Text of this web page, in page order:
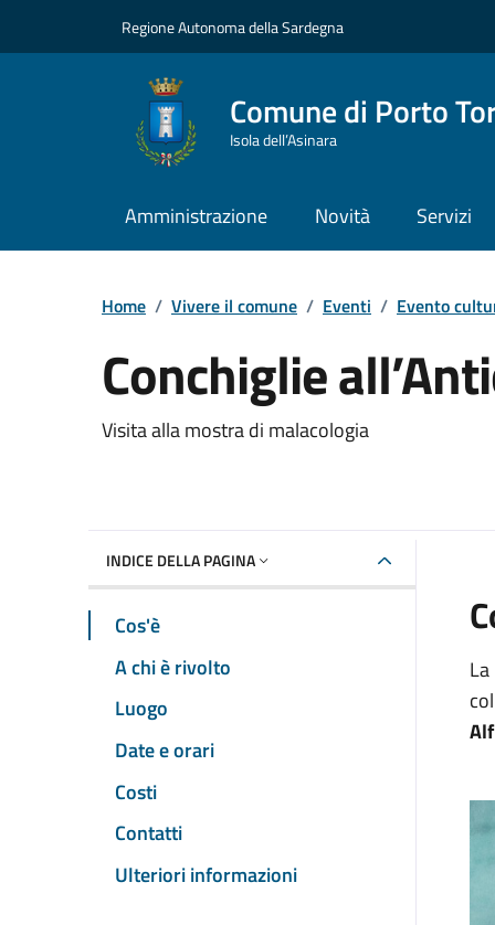
Regione Autonoma della Sardegna
Comune di Porto
Isola dell’Asinara
Amministrazione Novità Servizi
Home / Vivere il comune / Eventi / Evento
Conchiglie
Dettaglio
Visita alla mostra di malacologia
INDICE DELLA PAGINA
Cos'è
A chi è rivolto
Luogo
Date e orari
Costi
Contatti
Ulteriori informazioni